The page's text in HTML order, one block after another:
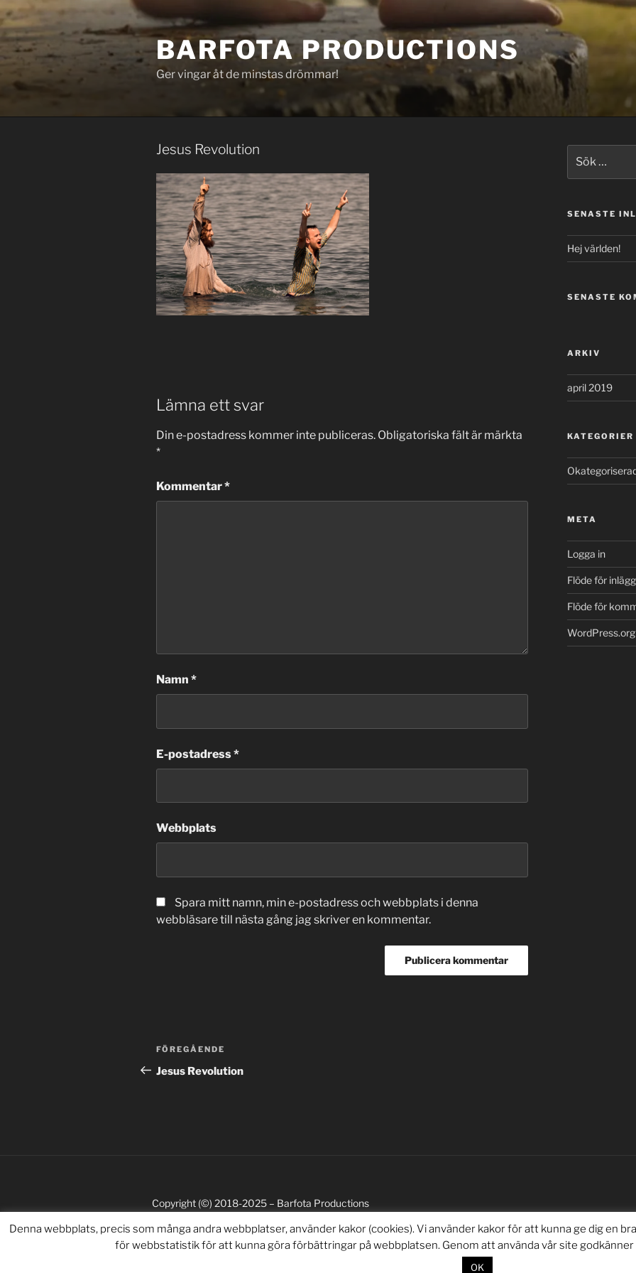
Hoppa
till
innehåll
BARFOTA PRODUCTIONS
Ger vingar åt de minstas drömmar!
Jesus Revolution
Lämna ett svar
Din e-postadress kommer inte publiceras. Obligatoriska fält är märkta
*
Kommentar*
Namn *
E-postadress*
Webbplats
Spara mitt namn, min e-postadress och webbplats i denna
webbläsare till nästa gång jag skriver en kommentar.
Inläggsnavigering
Föregående
inlägg
FÖREGÅENDE
Jesus Revolution
efter:
SENASTE
Hej världen!
SENASTE
ARKIV
april 2019
KATEGORIER
META
Logga in
Flöde för inlägg
Flöde för
WordPress.org
Copyright (©) 2018-2025 – Barfota Productions
Denna webbplats, precis som många andra webbplatser, använder kakor (cookies). Vi använder kakor för att kunna ge dig en
för webbstatistik för att kunna göra förbättringar på webbplatsen. Genom att använda vår site
OK